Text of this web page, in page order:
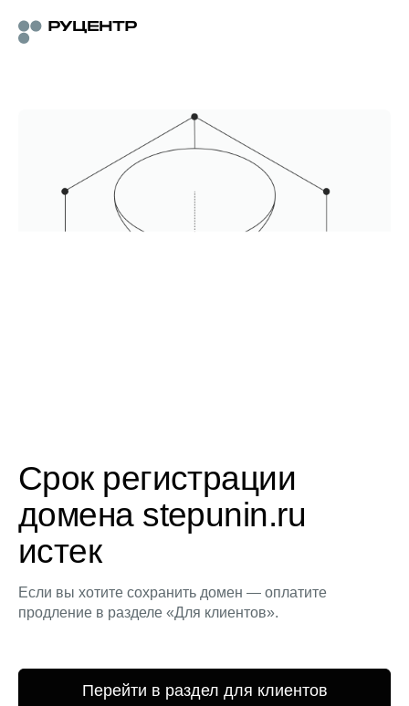
Срок регистрации
домена stepunin.ru
истек
Если вы хотите сохранить домен — оплатите
продление в разделе «Для клиентов».
Перейти в раздел для клиентов